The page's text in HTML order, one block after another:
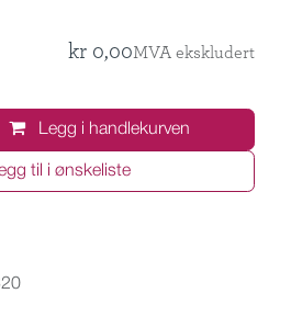
Legg i handlekurven
til i ønskeliste
kr 0,00MVA ekskludert